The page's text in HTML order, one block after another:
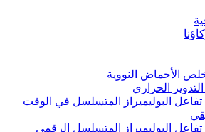
الأحماض النووية
الحراري
تفاعل البوليميراز المتسلسل في الوقت
البوليميراز المتسلسل الرقمي